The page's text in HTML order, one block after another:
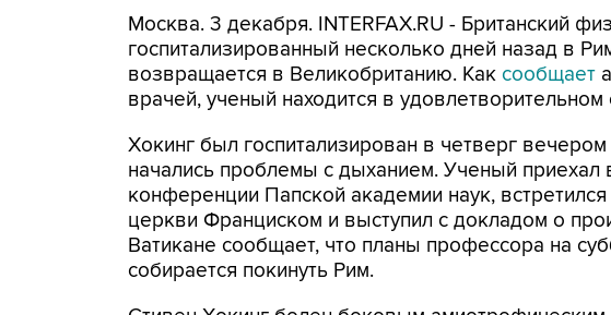
Москва. 3 декабря. INTERFAX.RU - Британский
госпитализированный несколько дней назад в
возвращается в Великобританию. Как сообщает
врачей, ученый находится в удовлетворительном
Хокинг был госпитализирован в четверг
начались проблемы с дыханием. Ученый приехал
конференции Папской академии наук,
церкви Франциском и выступил с докладом о
Ватикане сообщает, что планы профессора на
собирается покинуть Рим.